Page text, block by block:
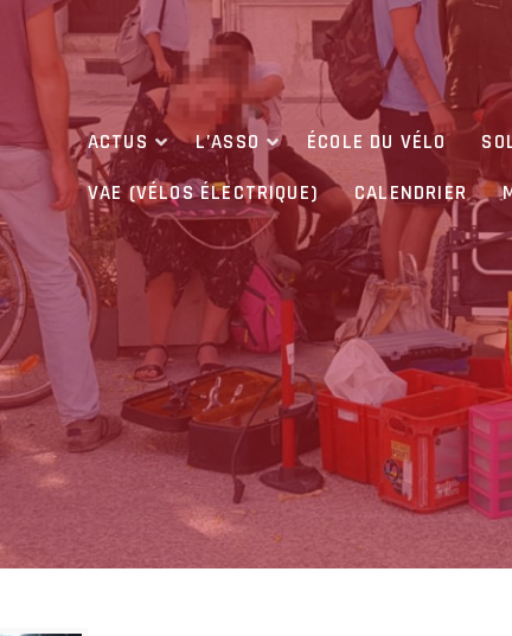
ACTUS L’ASSO ÉCOLE DU VÉLO
VAE (VÉLOS ÉLECTRIQUE)
CALENDRIER